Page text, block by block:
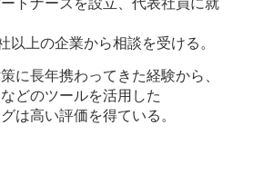
トナーズを設立、代表社員に就
以上の企業から相談を受ける。
に長年携わってきた経験から、
どのツールを活用した
は高い評価を得ている。